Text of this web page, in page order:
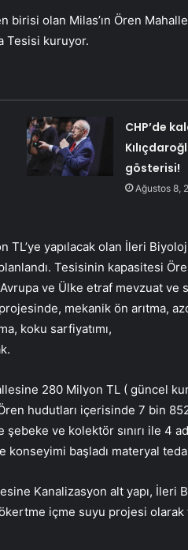
olan Milas’ın Ören
Tesisi kuruyor.
CHP’de
gösterisi!
Ağustos 8,
yapılacak olan İleri
Tesisinin kapasitesi
ve Ülke etraf mevzuat ve
mekanik ön arıtma,
koku sarfiyatımı,
280 Milyon TL ( güncel
hudutları içerisinde 7 bin
ve kolektör sınırı ile 4
konseyimi başladı materyal
Kanalizasyon alt yapı, İleri
içme suyu projesi